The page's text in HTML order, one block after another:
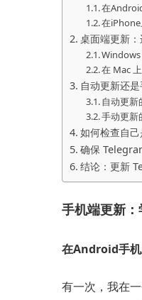
在
在
桌面端更新
在 Mac
自动更新还
自动更新
手动更新
如何检查自
确保
结论：更新
手机端更新
在Android手
有一次，我在